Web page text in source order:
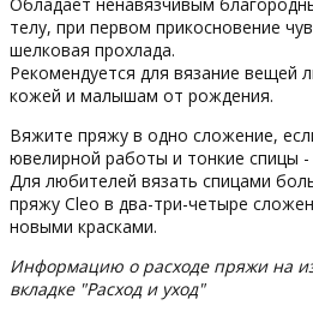
телу, при первом прикосновение
шелковая прохлада.
Рекомендуется для вязание вещей
кожей и малышам от рождения.
Вяжите пряжу в одно сложение,
ювелирной работы и тонкие спицы -
Для любителей вязать спицами
пряжу Cleo в два-три-четыре
новыми красками.
Информацию о расходе пряжи на
вкладке "Расход и уход"